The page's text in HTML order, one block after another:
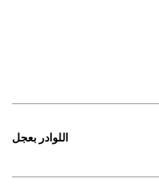
اللوادر بعجل